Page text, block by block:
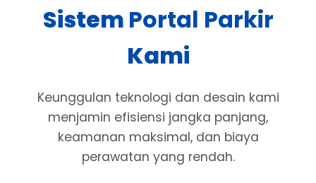
Sistem Portal Parkir
Kami
Keunggulan teknologi dan desain kami
menjamin efisiensi jangka panjang,
keamanan maksimal, dan biaya
perawatan yang rendah.